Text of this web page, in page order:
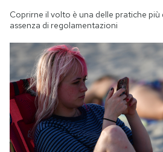
Coprirne il volto è una delle pratiche
assenza di regolamentazioni